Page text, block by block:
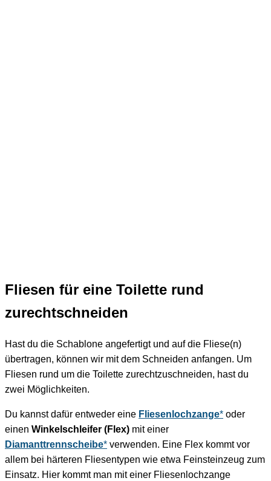
Fliesen für eine Toilette rund
zurechtschneiden
Hast du die Schablone angefertigt und auf die Fliese(n)
übertragen, können wir mit dem Schneiden anfangen. Um
Fliesen rund um die Toilette zurechtzuschneiden, hast du
zwei Möglichkeiten.
Du kannst dafür entweder eine Fliesenlochzange* oder
einen Winkelschleifer (Flex) mit einer
Diamanttrennscheibe* verwenden. Eine Flex kommt vor
allem bei härteren Fliesentypen wie etwa Feinsteinzeug zum
Einsatz. Hier kommt man mit einer Fliesenlochzange